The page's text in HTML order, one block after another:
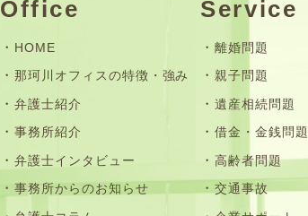
Office
HOME
那珂川オフィスの特徴・強み
弁護士紹介
事務所紹介
弁護士インタビュー
事務所からのお知らせ
Service
離婚問題
親子問題
遺産相続問題
借金・金銭問題
高齢者問題
交通事故